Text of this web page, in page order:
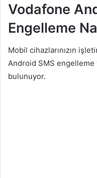
Vodafone
Engelleme
Mobil cihazlarınızın
Android SMS
bulunuyor.